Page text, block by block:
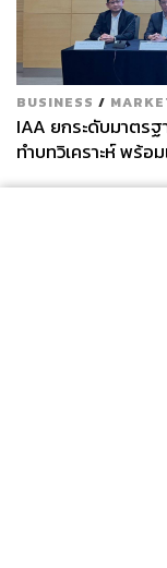
BUSINESS /
IAA ยกระดับมาตรฐ
ทำบทวิเคราะห์ พร้